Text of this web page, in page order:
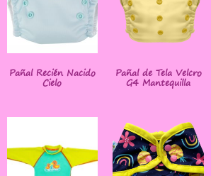
Pañal Recién Nacido
Cielo
Pañal de Tela Velcro
G4 Mantequilla